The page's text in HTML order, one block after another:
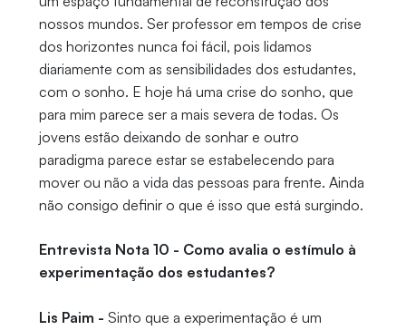
nossos mundos. Ser professor em tempos de crise
dos horizontes nunca foi fácil, pois lidamos
diariamente com as sensibilidades dos estudantes,
com o sonho. E hoje há uma crise do sonho, que
para mim parece ser a mais severa de todas. Os
jovens estão deixando de sonhar e outro
paradigma parece estar se estabelecendo para
mover ou não a vida das pessoas para frente. Ainda
não consigo definir o que é isso que está surgindo.
Entrevista Nota 10 - Como avalia o estímulo à
experimentação dos estudantes?
Lis Paim - Sinto que a experimentação é um